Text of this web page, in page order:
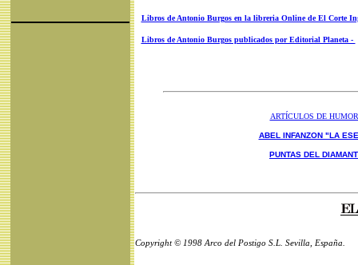
Libros de Antonio Burgos en la libreria Online de El Corte
Libros de Antonio Burgos publicados por Editorial Planeta -
ARTÍCULOS DE HUMOR
ABEL INFANZON "LA
PUNTAS DEL
Copyright © 1998 Arco del Postigo S.L. Sevilla, España.